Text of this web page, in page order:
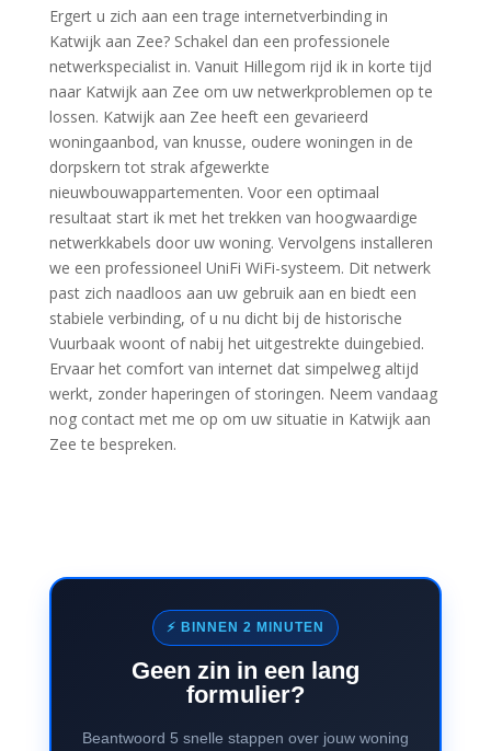
Ergert u zich aan een trage internetverbinding in
Katwijk aan Zee? Schakel dan een professionele
netwerkspecialist in. Vanuit Hillegom rijd ik in korte tijd
naar Katwijk aan Zee om uw netwerkproblemen op te
lossen. Katwijk aan Zee heeft een gevarieerd
woningaanbod, van knusse, oudere woningen in de
dorpskern tot strak afgewerkte
nieuwbouwappartementen. Voor een optimaal
resultaat start ik met het trekken van hoogwaardige
netwerkkabels door uw woning. Vervolgens installeren
we een professioneel UniFi WiFi-systeem. Dit netwerk
past zich naadloos aan uw gebruik aan en biedt een
stabiele verbinding, of u nu dicht bij de historische
Vuurbaak woont of nabij het uitgestrekte duingebied.
Ervaar het comfort van internet dat simpelweg altijd
werkt, zonder haperingen of storingen. Neem vandaag
nog contact met me op om uw situatie in Katwijk aan
Zee te bespreken.
⚡ BINNEN 2 MINUTEN
Geen zin in een lang
formulier?
Beantwoord 5 snelle stappen over jouw woning